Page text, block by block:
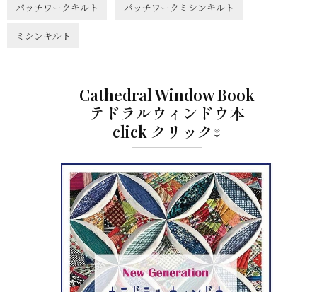
パッチワークキルト パッチワークミシンキルト
ミシンキルト
Cathedral Window Book
テドラルウィンドウ本
click クリック↓